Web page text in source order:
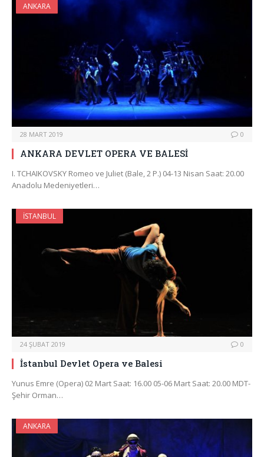
ANKARA
28 MART 2019 0
ANKARA DEVLET OPERA VE BALESİ
I. TCHAIKOVSKY Romeo ve Juliet (Bale, 2 P.) 04-13 Nisan Saat: 20.00
Anadolu Medeniyetleri…
İSTANBUL
24 ŞUBAT 2019 0
İstanbul Devlet Opera ve Balesi
Yunus Emre (Opera) 02 Mart Saat: 16.00 05-06 Mart Saat: 20.00 MDT-
Şehir Orman…
ANKARA